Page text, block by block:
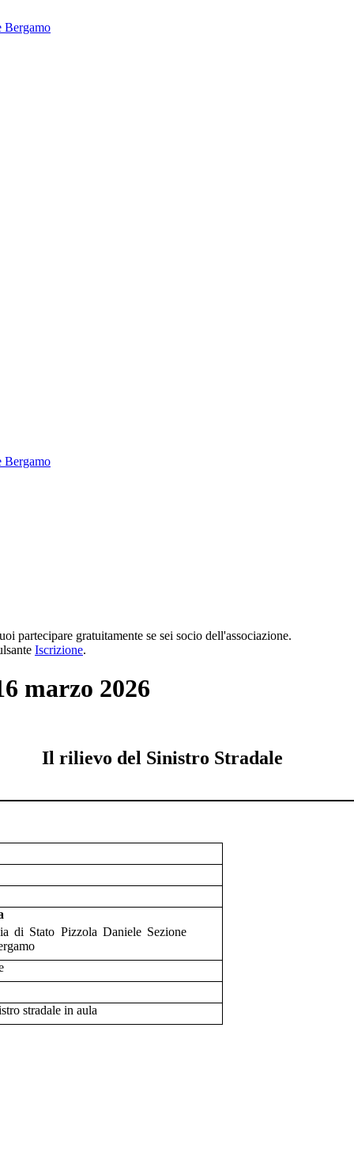
partecipare gratuitamente se sei socio dell'associazione.
Iscrizione.
marzo 2026
Il rilievo del Sinistro Stradale
di Stato Pizzola Daniele Sezione
stradale in aula